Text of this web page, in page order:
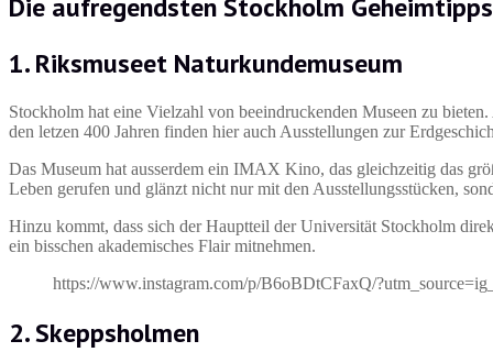
Die aufregendsten Stockholm Geheimtipps
1. Riksmuseet Naturkundemuseum
Stockholm hat eine Vielzahl von beeindruckenden Museen zu
den letzen 400 Jahren finden hier auch Ausstellungen zur
Das Museum hat ausserdem ein IMAX Kino, das gleichzeitig das
Leben gerufen und glänzt nicht nur mit den Ausstellungsstücken,
Hinzu kommt, dass sich der Hauptteil der Universität Stockholm
ein bisschen akademisches Flair mitnehmen.
https://www.instagram.com/p/B6oBDtCFaxQ/
2. Skeppsholmen